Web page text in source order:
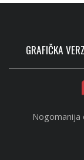
GRAFIČKA
Nogomanija